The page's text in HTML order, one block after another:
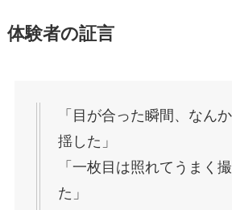
体験者の証言
「目が合った瞬間、なん
揺した」
「一枚目は照れてうまく
た」